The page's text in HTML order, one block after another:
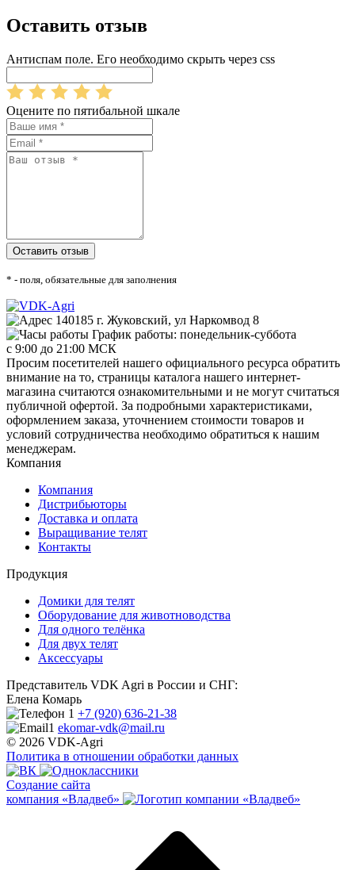
Оставить отзыв
Антиспам поле. Его необходимо скрыть через css
Оцените по пятибальной шкале
* - поля, обязательные для заполнения
140185 г. Жуковский, ул Наркомвод 8
График работы: понедельник-суббота
с 9:00 до 21:00 МСК
Просим посетителей нашего официального ресурса обратить
внимание на то, страницы каталога нашего интернет-
магазина считаются ознакомительными и не могут считаться
публичной офертой. За подробными характеристиками,
оформлением заказа, уточнением стоимости товаров и
условий сотрудничества необходимо обратиться к нашим
менеджерам.
Компания
Компания
Дистрибьюторы
Доставка и оплата
Выращивание телят
Контакты
Продукция
Домики для телят
Оборудование для животноводства
Для одного телёнка
Для двух телят
Аксессуары
Представитель VDK Agri в России и СНГ:
Елена Комарь
+7 (920) 636-21-38
ekomar-vdk@mail.ru
© 2026 VDK-Agri
Политика в отношении обработки данных
Создание сайта
компания «Владвеб»